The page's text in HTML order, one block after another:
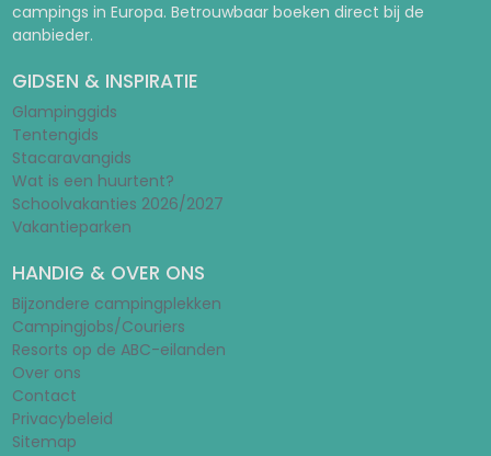
campings in Europa. Betrouwbaar boeken direct bij de
aanbieder.
GIDSEN & INSPIRATIE
Glampinggids
Tentengids
Stacaravangids
Wat is een huurtent?
Schoolvakanties 2026/2027
Vakantieparken
HANDIG & OVER ONS
Bijzondere campingplekken
Campingjobs/Couriers
Resorts op de ABC-eilanden
Over ons
Contact
Privacybeleid
Sitemap